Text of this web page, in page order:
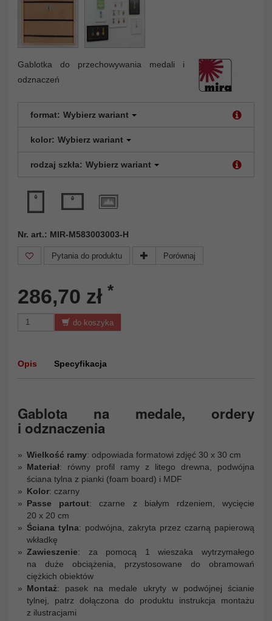
Gablotka do przechowywania medali i
odznaczeń
format: Wybierz wariant
kolor: Wybierz wariant
rodzaj szkła: Wybierz wariant
Nr. art.: MIR-M583003003-H
Pytania do produktu Porównaj
286,70 zł *
do koszyka
Opis Specyfikacja
Gablota na medale, ordery
i odznaczenia
Wielkość ramy: odpowiada formatowi zdjęć 30 x 30 cm
Materiał: równy profil ramy z litego drewna, podwójna
ściana tylna z pianki (foam board) i MDF
Kolor: czarny
Passe partout: czarne z białym rdzeniem, wycięcie
20 x 20 cm
Ściana tylna: podwójna, zakryta przez czarną papierową
wkładkę
Zawieszenie: za pomocą 1 wieszaka wytrzymałego
na duże obciążenia, przystosowane do obramowań
ciężkich obiektów
Montaż: pasek na medale ukryty w podwójnej ścianie
tylnej, patrz dołączona do produktu instrukcja montażu
z ilustracjami